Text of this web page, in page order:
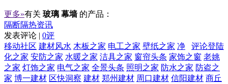
更多»有关 玻璃 幕墙 的产品：
隔断隔热资讯
发表评论 | 0评
评论登陆
移动社区 建材风水 木板之家 电工之家 壁纸之家 净
化之家 安防之家 水暖之家 洁具之家 窗帘头条 家饰之窗 老姚
之家 灯饰之家 电气之家 全景头条 照明之家 防水之家 防盗之
家 博一建材 区快洞察 建材 郑州建材 周口建材 信阳建材 商丘